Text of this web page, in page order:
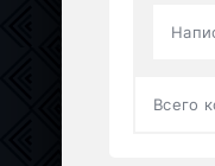
Всего